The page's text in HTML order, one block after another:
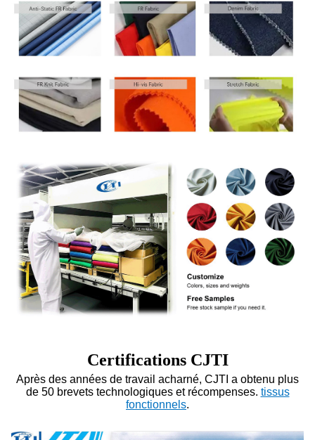
Certifications CJTI
Après des années de travail acharné, CJTI a obtenu plus
de 50 brevets technologiques et récompenses. tissus
fonctionnels.